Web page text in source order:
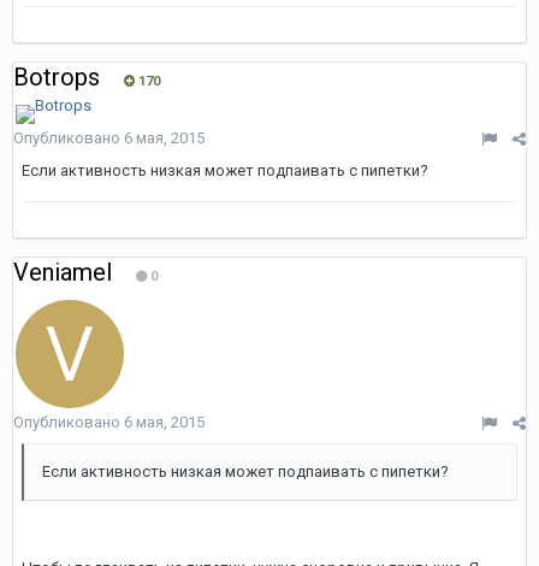
Botrops 170
Опубликовано 6 мая, 2015
Если активность низкая может подпаивать с пипетки?
Veniamel 0
Опубликовано 6 мая, 2015
Если активность низкая может подпаивать с пипетки?